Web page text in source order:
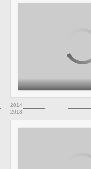
2014
2013